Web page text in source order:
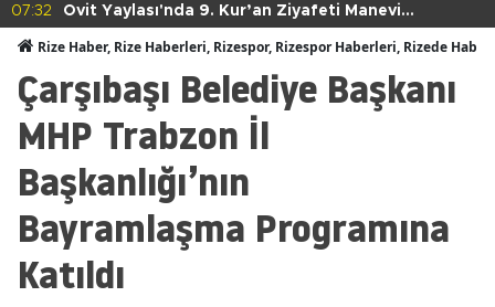
07:32
Ovit Yaylası'nda 9. Kur’an Ziyafeti Manevi
Rize Haber, Rize Haberleri, Rizespor, Rizespor Haberleri, Rizede
Çarşıbaşı Belediye Başkanı
MHP Trabzon İl
Başkanlığı’nın
Bayramlaşma Programına
Katıldı